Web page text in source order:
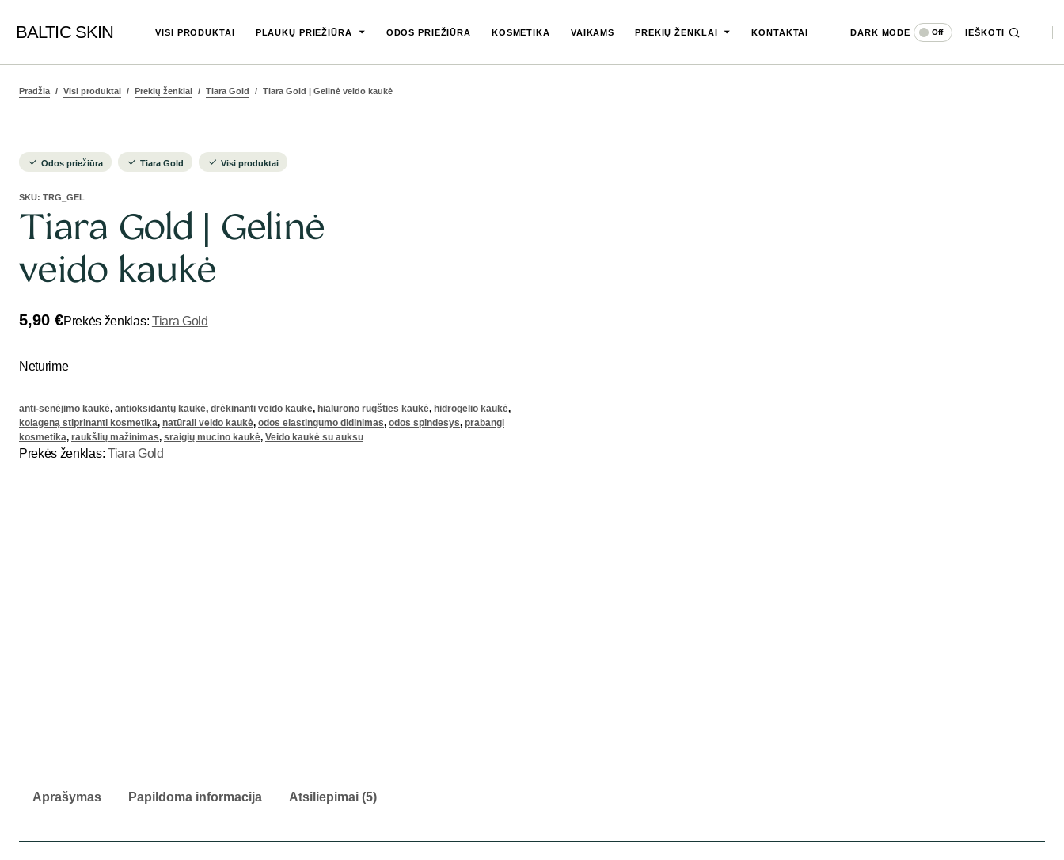
BALTIC SKIN VISI PRODUKTAI PLAUKŲ PRIEŽIŪRA ODOS PRIEŽIŪRA KOSMETIKA VAIKAMS PREKIŲ ŽENKLAI KONTAKTAI DARK MODE Off IEŠKOTI
Pradžia Visi produktai Prekių ženklai Tiara Gold Tiara Gold | Gelinė veido kaukė
Odos priežiūra Tiara Gold Visi produktai
SKU: TRG_GEL
Tiara Gold | Gelinė
veido kaukė
5,90 €Prekės ženklas: Tiara Gold
Neturime
anti-senėjimo kaukė, antioksidantų kaukė, drėkinanti veido kaukė, hialurono rūgšties kaukė, hidrogelio kaukė,
kolageną stiprinanti kosmetika, natūrali veido kaukė, odos elastingumo didinimas, odos spindesys, prabangi
kosmetika, raukšlių mažinimas, sraigių mucino kaukė, Veido kaukė su auksu
Prekės ženklas: Tiara Gold
Aprašymas Papildoma informacija Atsiliepimai (5)